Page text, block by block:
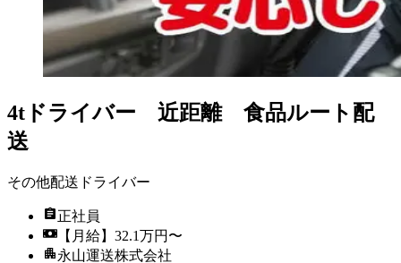
4tドライバー 近距離 食品ルート配
送
その他配送ドライバー
正社員
【月給】32.1万円〜
永山運送株式会社